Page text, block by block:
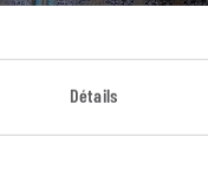
Détails